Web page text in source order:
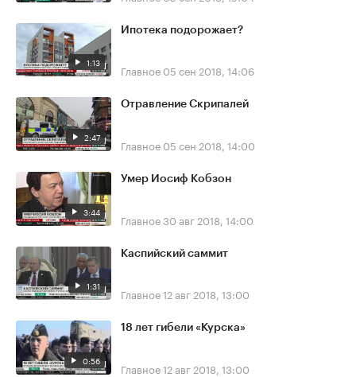
1:13
Ипотека подорожает?
Главное 05 сен 2018, 14:06
2:47
Отравление Скрипалей
Главное 05 сен 2018, 14:00
3:44
Умер Иосиф Кобзон
Главное30 авг 2018, 14:00
1:31
Каспийский саммит
Главное12 авг 2018, 13:00
0:56
18 лет гибели «Курска»
Главное12 авг 2018, 13:00